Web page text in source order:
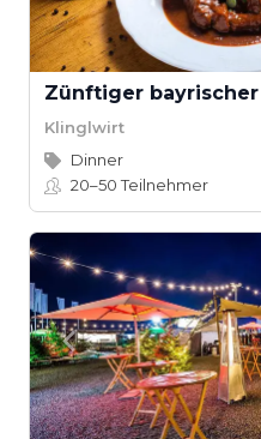
Klinglwirt
Dinner
20–50Teilnehmer